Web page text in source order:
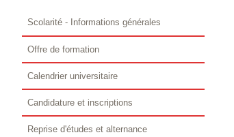
Scolarité - Informations générales
Offre de formation
Calendrier universitaire
Candidature et inscriptions
Reprise d'études et alternance